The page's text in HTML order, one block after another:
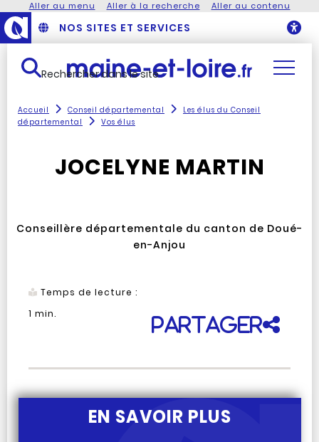
Aller au menu Aller à la recherche Aller au contenu
NOS SITES ET SERVICES
Rechercher dans le site
Accueil Conseil départemental
Les élus du Conseil
départemental
Vos élus
JOCELYNE MARTIN
Conseillère départementale du canton de Doué-
en-Anjou
Temps de lecture :
1 min.
Partager
EN SAVOIR PLUS